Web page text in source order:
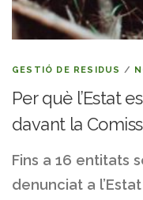
GESTIÓ DE RESIDUS /
Per què l’Estat
davant la
Fins a 16 entitats
denunciat a